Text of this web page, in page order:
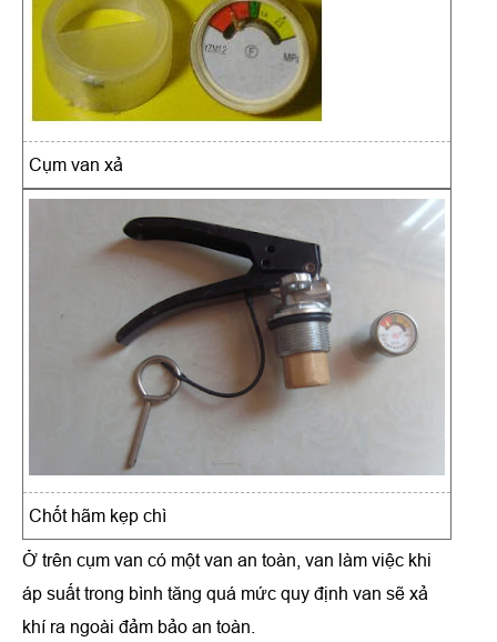
Cụm van xả
Chốt hãm kẹp chì
Ở trên cụm van có một van an toàn, van làm việc khi
áp suất trong bình tăng quá mức quy định van sẽ xả
khí ra ngoài đảm bảo an toàn.